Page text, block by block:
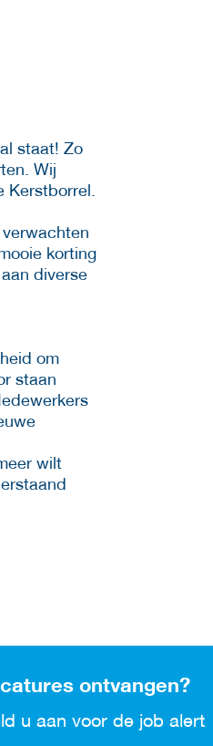
staat! Zo
Wij
Kerstborrel.
korting
diverse
om
staan
wilt
ontvangen?
u aan voor de job alert